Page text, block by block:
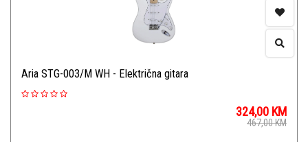
Aria STG-003/M WH - Električna gitara
324,00 KM
467,00KM